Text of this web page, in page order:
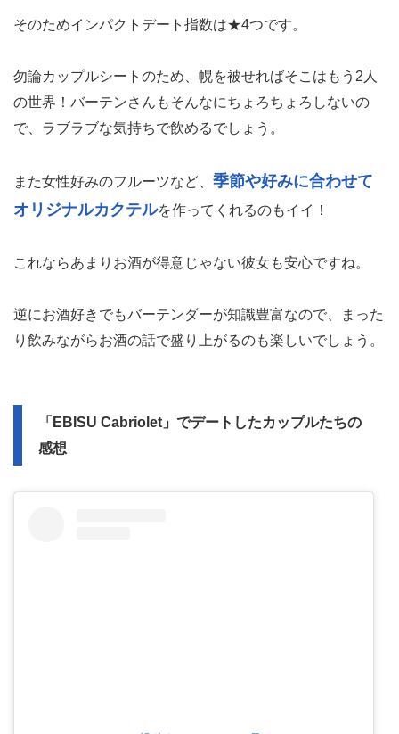
そのためインパクトデート指数は★4つです。
勿論カップルシートのため、幌を被せればそこはもう2人
の世界！バーテンさんもそんなにちょろちょろしないの
で、ラブラブな気持ちで飲めるでしょう。
また女性好みのフルーツなど、 季節や好みに合わせて
オリジナルカクテルを作ってくれるのもイイ！
これならあまりお酒が得意じゃない彼女も安心ですね。
逆にお酒好きでもバーテンダーが知識豊富なので、まった
り飲みながらお酒の話で盛り上がるのも楽しいでしょう。
「EBISU Cabriolet」でデートしたカップルたちの
感想